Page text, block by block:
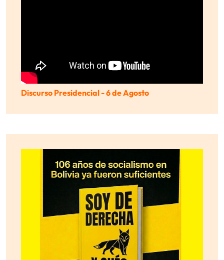
Discurso Presidencial - 6 de Agosto